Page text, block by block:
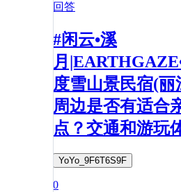
回答
#闲云•溪
月
度雪山景民宿(
周边是否有适合
点？交通和游玩
YoYo_9F6T6S9F
0